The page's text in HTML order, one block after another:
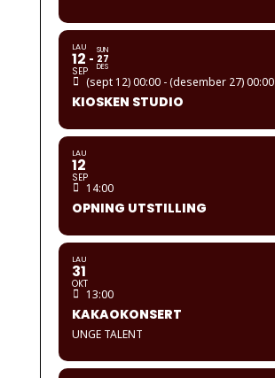
LAU
12
SEP
SUN
27
DES
(sept 12) 00:00 - (desember 27) 00:00
KIOSKEN STUDIO
LAU
12
SEP
14:00
OPNING UTSTILLING
LAU
31
OKT
13:00
KAKAOKONSERT
UNGE TALENT